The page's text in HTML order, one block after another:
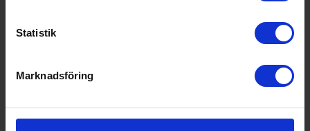
Statistik
Marknadsföring
Mikrovågsfunktion (Ja/Nej):
Timer (Ja/Nej):
Ja